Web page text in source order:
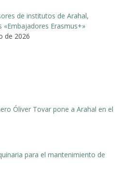
de institutos de Arahal,
«Embajadores Erasmus+»
de 2026
Óliver Tovar pone a Arahal en el
para el mantenimiento de